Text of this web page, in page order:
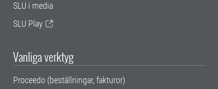
SLU i media
SLU Play
Vanliga verktyg
Proceedo (beställningar, fakturor)